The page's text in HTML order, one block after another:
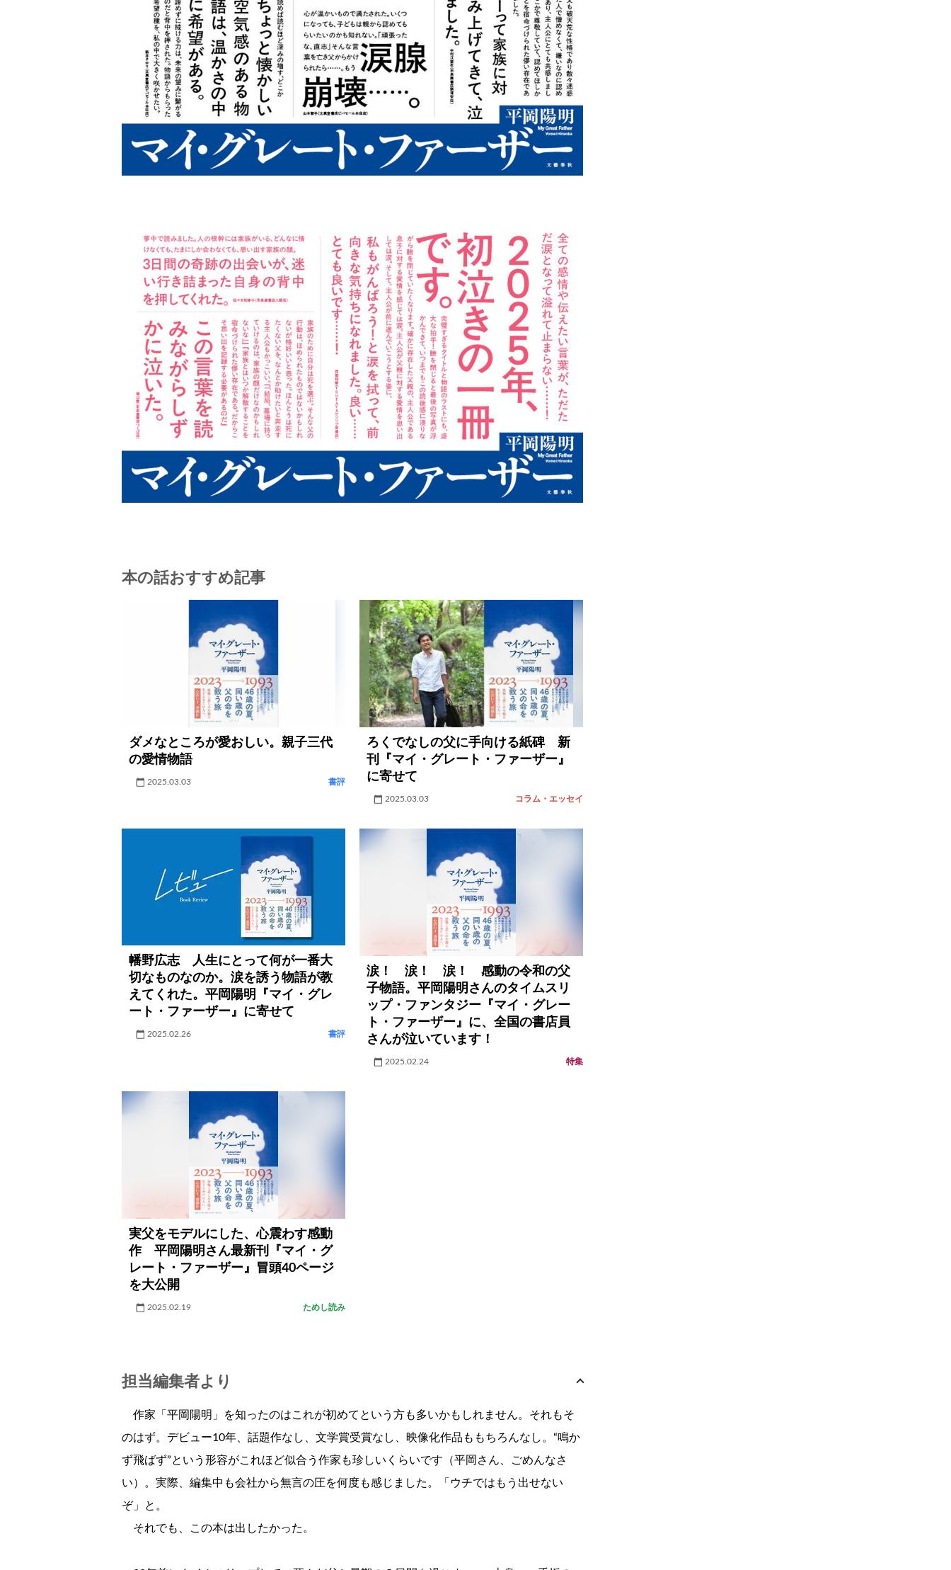
本の話おすすめ記事
ダメなところが愛おしい。親子三代
の愛情物語
2025.03.03 書評
ろくでなしの父に手向ける紙碑 新
刊『マイ・グレート・ファーザー』
に寄せて
2025.03.03 コラム・エッセイ
幡野広志 人生にとって何が一番大
切なものなのか。涙を誘う物語が教
えてくれた。平岡陽明『マイ・グレ
ート・ファーザー』に寄せて
2025.02.26 書評
涙！ 涙！ 涙！ 感動の令和の父
子物語。平岡陽明さんのタイムスリ
ップ・ファンタジー『マイ・グレー
ト・ファーザー』に、全国の書店員
さんが泣いています！
2025.02.24 特集
実父をモデルにした、心震わす感動
作 平岡陽明さん最新刊『マイ・グ
レート・ファーザー』冒頭40ページ
を大公開
2025.02.19 ためし読み
担当編集者より
作家「平岡陽明」を知ったのはこれが初めてという方も多いかもしれません。それもそ
のはず。デビュー10年、話題作なし、文学賞受賞なし、映像化作品ももちろんなし。“鳴か
ず飛ばず”という形容がこれほど似合う作家も珍しいくらいです（平岡さん、ごめんなさ
い）。実際、編集中も会社から無言の圧を何度も感じました。「ウチではもう出せない
ぞ」と。
それでも、この本は出したかった。